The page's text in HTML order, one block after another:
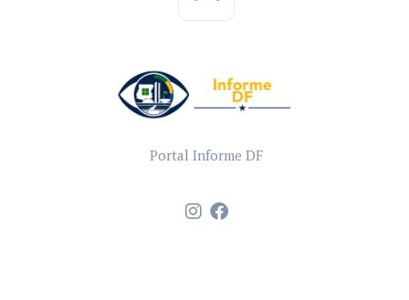
Portal Informe DF